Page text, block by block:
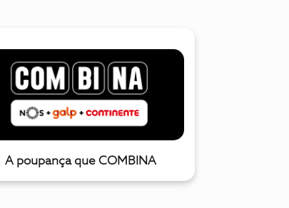
A poupança que COMBINA